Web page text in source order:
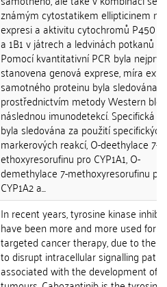
známým cytostatikem ellipticinem na
expresi a aktivitu cytochromů P450
a 1B1 v játrech a ledvinách potkanů in
Pomocí kvantitativní PCR byla nejprve
stanovena genová exprese, míra
samotného proteinu byla sledována
prostřednictvím metody Western
následnou imunodetekcí. Specifická
byla sledována za použití specifických
markerových reakcí, O-deethylace 7-
ethoxyresorufinu pro CYP1A1, O-
demethylace 7-methoxyresorufinu pro
CYP1A2 a...
In recent years, tyrosine kinase
have been more and more used for
targeted cancer therapy, due to their
to disrupt intracellular signalling
associated with the development of